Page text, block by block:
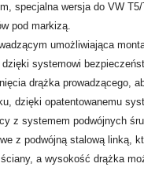
specjalna wersja do VW
pod markizą.
umożliwiająca
systemowi
drążka prowadzącego,
dzięki opatentowanemu
z systemem podwójnych
z podwójną stalową linką,
a wysokość drążka